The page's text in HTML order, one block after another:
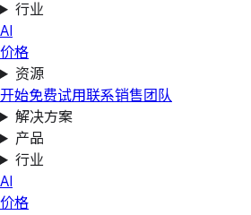
行业
AI
价格
资源
开始免费试用联系销售团队
解决方案
产品
行业
AI
价格